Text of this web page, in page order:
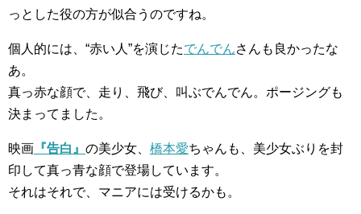
っとした役の方が似合うのですね。
個人的には、“赤い人”を演じたでんでんさんも良かったな
あ。
真っ赤な顔で、走り、飛び、叫ぶでんでん。ポージングも
決まってました。
映画 『告白』 の美少女、 橋本愛ちゃんも、美少女ぶりを封
印して真っ青な顔で登場しています。
それはそれで、マニアには受けるかも。